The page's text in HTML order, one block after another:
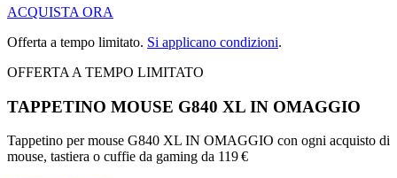
ACQUISTA ORA
Offerta a tempo limitato. Si applicano condizioni.
OFFERTA A TEMPO LIMITATO
TAPPETINO MOUSE G840 XL IN OMAGGIO
Tappetino per mouse G840 XL IN OMAGGIO con ogni acquisto di
mouse, tastiera o cuffie da gaming da 119 €